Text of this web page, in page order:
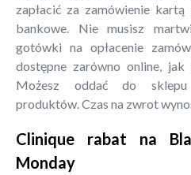
zapłacić za zamówienie
bankowe. Nie musisz
gotówki na opłacenie
dostępne zarówno online,
Możesz oddać do sklepu
produktów. Czas na zwrot
Clinique rabat na
Monday